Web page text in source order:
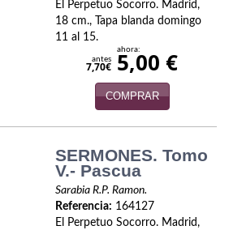
El Perpetuo Socorro. Madrid,
18 cm., Tapa blanda domingo
11 al 15.
antes
7,70€
ahora:
5,00 €
COMPRAR
SERMONES. Tomo
V.- Pascua
Sarabia R.P. Ramon.
Referencia: 164127
El Perpetuo Socorro. Madrid,